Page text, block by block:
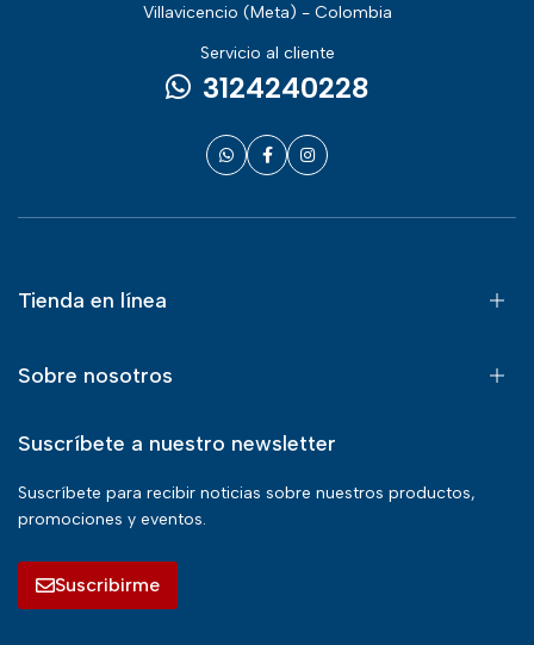
Villavicencio (Meta) - Colombia
Servicio al cliente
3124240228
Tienda en línea
Sobre nosotros
Suscríbete a nuestro newsletter
Suscríbete para recibir noticias sobre nuestros productos,
promociones y eventos.
Suscribirme